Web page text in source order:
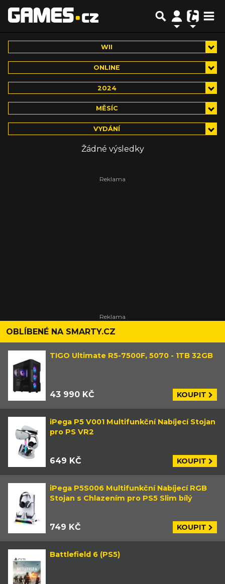
WII
ONLINE
2024
MĚSÍC
VYDÁNÍ
Žádné výsledky
OBLÍBENÉ NA SMARTY.CZ
TIGO Ultimate R5-7500F, 5070 - 1TB 32GB
43 990 KČ KOUPIT
iPega P5 V001 Multifunkční Nabíjecí Stojan
pro PS VR2
649 KČ KOUPIT
iPega P5S006 Multifunkční Nabíjecí RGB
Stojan s Chlazením pro PS5 Slim bílý
749 KČ KOUPIT
Battlefield 6 (PS5)